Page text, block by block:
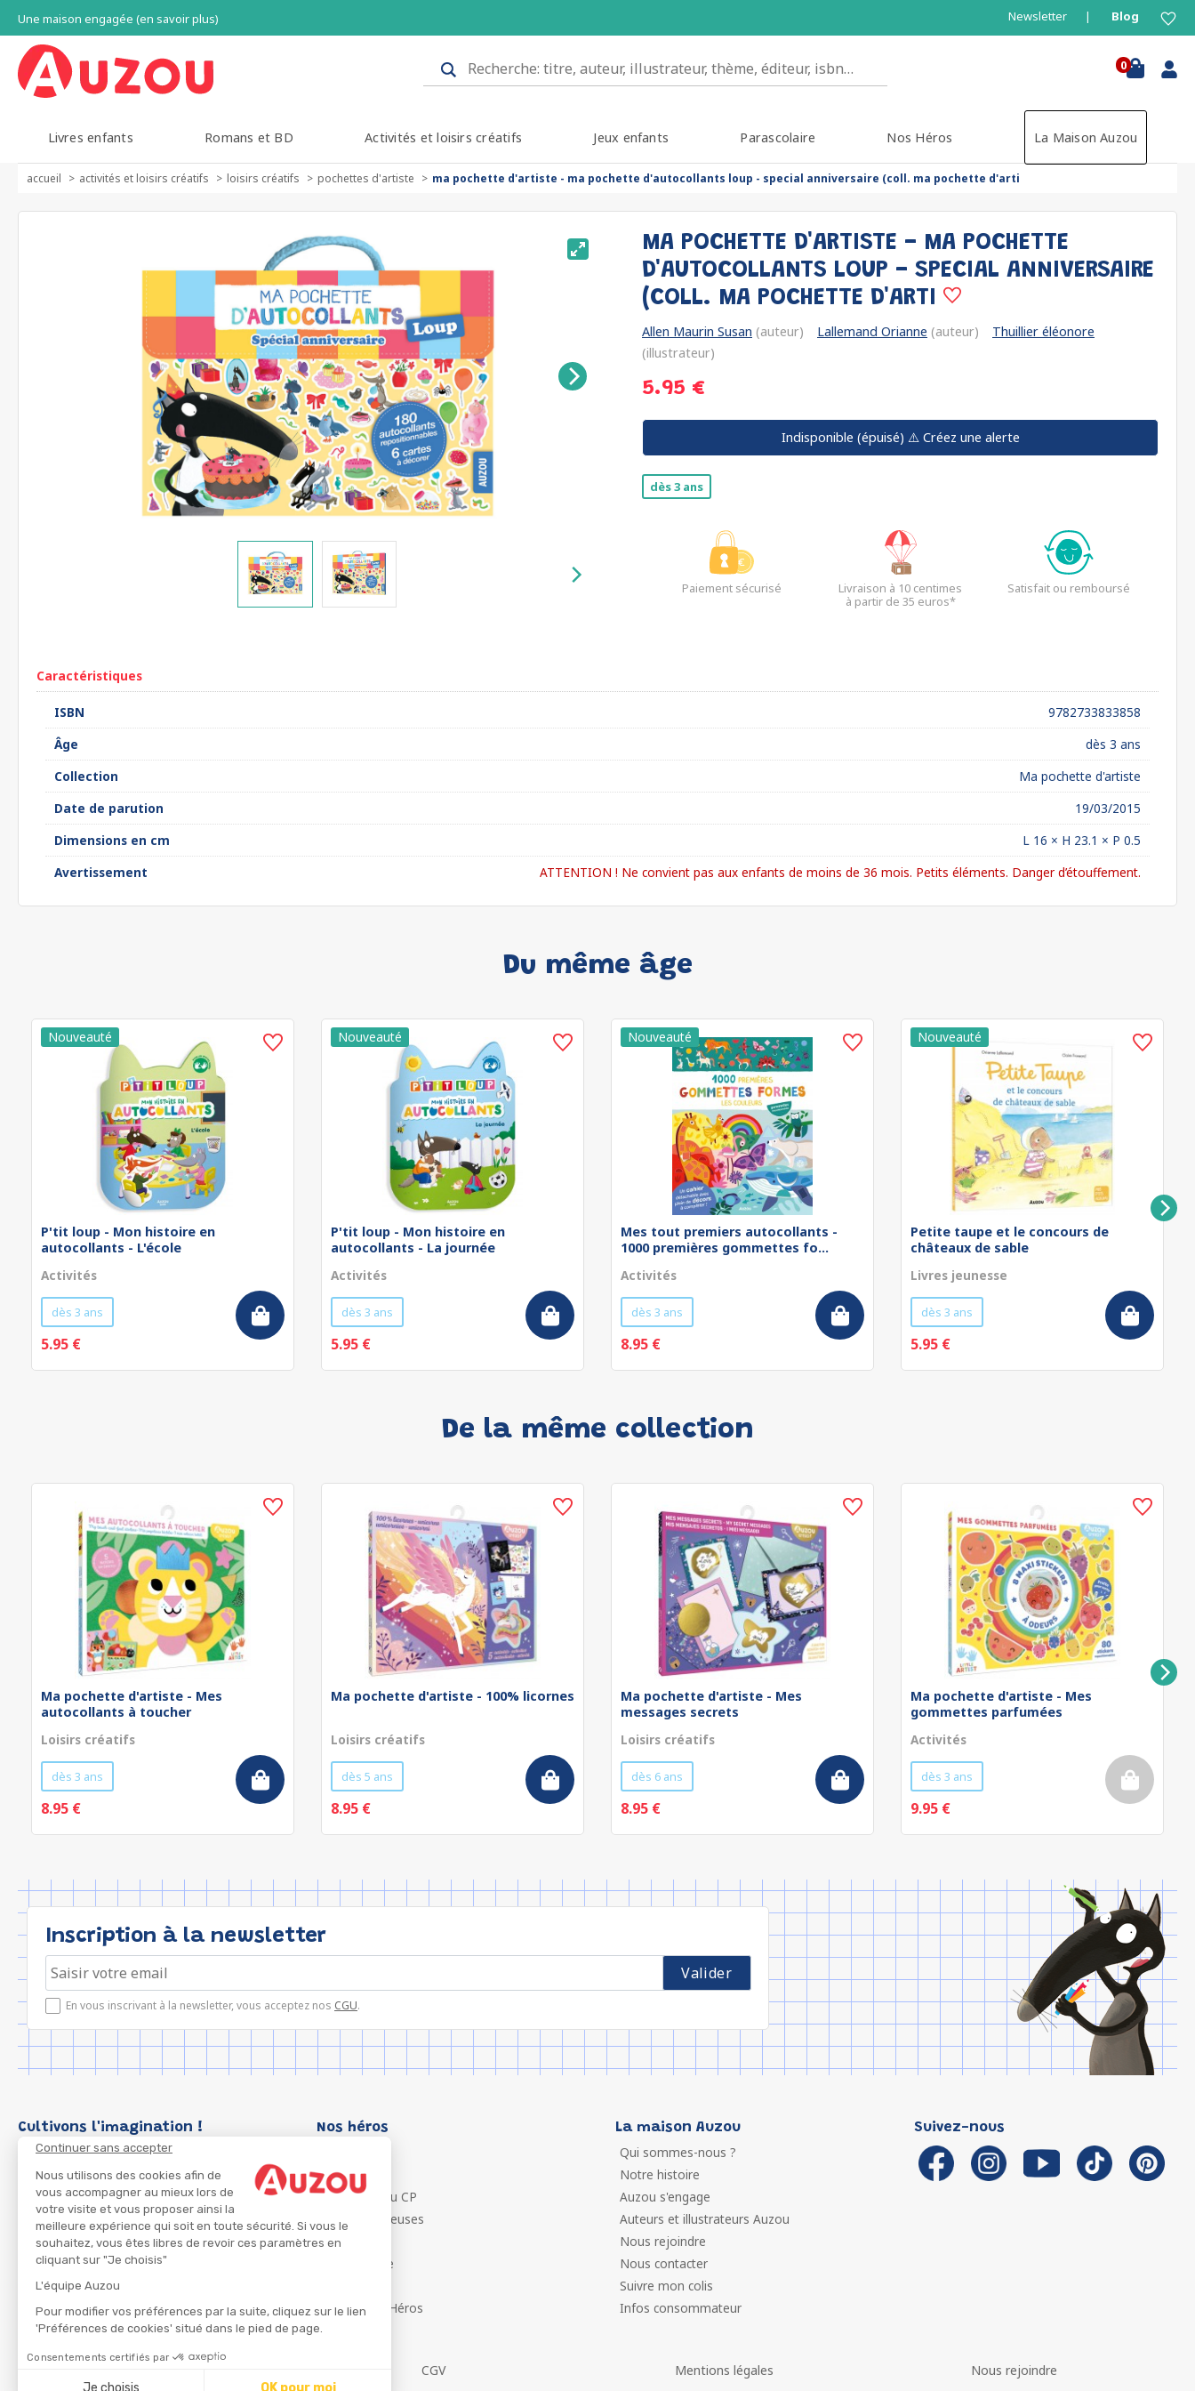
Continuer sans accepter
Nous utilisons des cookies afin de
vous accompagner au mieux lors de
votre visite et vous proposer ainsi la
meilleure expérience qui soit en toute sécurité. Si vous le
souhaitez, vous êtes libres de revoir ces paramètres en
cliquant sur "Je choisis"
L'équipe Auzou
Pour modifier vos préférences par la suite, cliquez sur le lien
'Préférences de cookies' situé dans le pied de page.
Consentements certifiés par
Je choisis OK pour moi
Une maison engagée (en savoir plus) Newsletter Blog
0
Livres enfants Romans et BD Activités et loisirs créatifs Jeux enfants Parascolaire Nos Héros La Maison Auzou
accueil activités et loisirs créatifs loisirs créatifs pochettes d'artiste ma pochette d'artiste - ma pochette d'autocollants loup - special anniversaire (coll. ma pochette d'arti
MA POCHETTE D'ARTISTE - MA POCHETTE
D'AUTOCOLLANTS LOUP - SPECIAL ANNIVERSAIRE
(COLL. MA POCHETTE D'ARTI
Allen Maurin Susan (auteur) Lallemand Orianne (auteur)
Thuillier éléonore
(illustrateur)
5.95 €
Indisponible (épuisé) ⚠️ Créez une alerte
dès 3 ans
Paiement sécurisé
Livraison à 10 centimes
à partir de 35 euros*
Satisfait ou remboursé
Caractéristiques
ISBN
9782733833858
Âge
dès 3 ans
Collection
Ma pochette d'artiste
Date de parution
19/03/2015
Dimensions en cm
L 16 × H 23.1 × P 0.5
Avertissement
ATTENTION ! Ne convient pas aux enfants de moins de 36 mois. Petits éléments. Danger d’étouffement.
Du même âge
P'tit loup - Mon histoire en
autocollants - L'école
Activités
dès 3 ans
5.95 €
P'tit loup - Mon histoire en
autocollants - La journée
Activités
dès 3 ans
5.95 €
Mes tout premiers autocollants -
1000 premières gommettes fo...
Activités
dès 3 ans
8.95 €
Petite taupe et le concours de
châteaux de sable
Livres jeunesse
dès 3 ans
5.95 €
De la même collection
Ma pochette d'artiste - Mes
autocollants à toucher
Loisirs créatifs
dès 3 ans
8.95 €
Ma pochette d'artiste - 100% licornes
Loisirs créatifs
dès 5 ans
8.95 €
Ma pochette d'artiste - Mes
messages secrets
Loisirs créatifs
dès 6 ans
8.95 €
Ma pochette d'artiste - Mes
gommettes parfumées
Activités
dès 3 ans
9.95 €
Inscription à la newsletter
En vous inscrivant à la newsletter, vous acceptez nos CGU.
Cultivons l'imagination ! Nos héros
P'tit Loup
Les Héros du CP
Les Influenceuses
Migali
Petite Taupe
Ma Boîte à Héros
La maison Auzou
Qui sommes-nous ?
Notre histoire
Auzou s'engage
Auteurs et illustrateurs Auzou
Nous rejoindre
Nous contacter
Suivre mon colis
Infos consommateur
Suivez-nous
CGV Mentions légales Nous rejoindre